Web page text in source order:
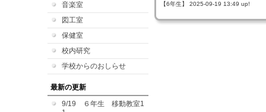
音楽室
図工室
保健室
校内研究
学校からのおしらせ
最新の更新
9/19 ６年生 移動教室1
【6年生】 2025-09-19 13:49 up!